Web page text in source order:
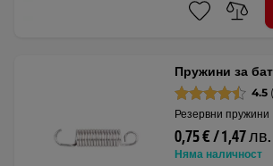
Пружини за
4.5
Резервни пружини
0,75 € / 1,47 лв.
Няма наличност